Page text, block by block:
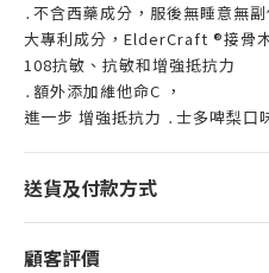
․不含西藥成分，服後無睡意無
大專利成分，ElderCraft ®接骨
108抗敏、抗敏和增強抵抗力
․額外添加維他命C ，
進一步 增強抵抗力 ․士多啤梨口
送貨及付款方式
顧客評價